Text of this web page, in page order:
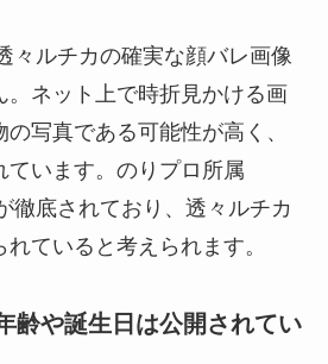
々ルチカの確実な顔バレ画像
。ネット上で時折見かける画
写真である可能性が高く、
ています。のりプロ所属
徹底されており、透々ルチカ
ていると考えられます。
齢や誕生日は公開されてい